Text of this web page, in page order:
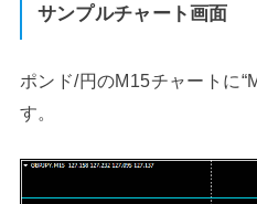
サンプルチャート画面
ポンド/円のM15チャートに
す。